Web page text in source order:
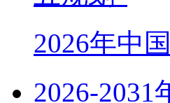
2026年中
2026-